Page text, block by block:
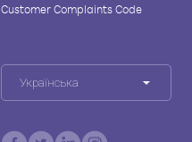
Customer Complaints Code
Українська